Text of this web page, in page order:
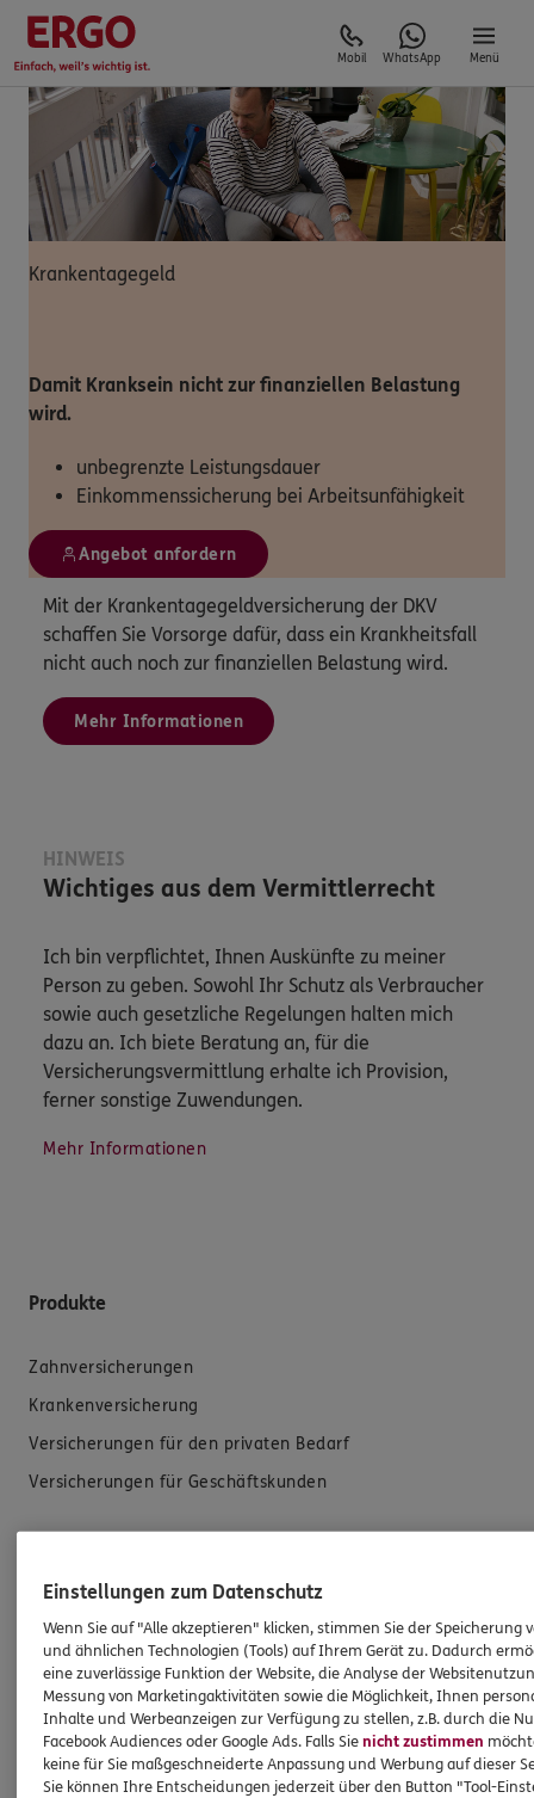
Mobil WhatsApp Menü
Krankentagegeld
Damit Kranksein nicht zur finanziellen Belastung
wird.
unbegrenzte Leistungsdauer
Einkommenssicherung bei Arbeitsunfähigkeit
Angebot anfordern
Mit der Krankentagegeldversicherung der DKV
schaffen Sie Vorsorge dafür, dass ein Krankheitsfall
nicht auch noch zur finanziellen Belastung wird.
Mehr Informationen
HINWEIS
Wichtiges aus dem Vermittlerrecht
Ich bin verpflichtet, Ihnen Auskünfte zu meiner
Person zu geben. Sowohl Ihr Schutz als Verbraucher
sowie auch gesetzliche Regelungen halten mich
dazu an. Ich biete Beratung an, für die
Versicherungsvermittlung erhalte ich Provision,
ferner sonstige Zuwendungen.
Mehr Informationen
Produkte
Zahnversicherungen
Krankenversicherung
Versicherungen für den privaten Bedarf
Versicherungen für Geschäftskunden
E-Mail schreiben
Schaden melden
Erstkontaktinformationen
EU-Offenlegungsvereinbarung
Datenverarbeitung
Einstellungen zum Datenschutz
Wenn Sie auf "Alle akzeptieren" klicken, stimmen Sie der Speicherung
und ähnlichen Technologien (Tools) auf Ihrem Gerät zu. Dadurch
eine zuverlässige Funktion der Website, die Analyse der
Messung von Marketingaktivitäten sowie die Möglichkeit, Ihnen
Inhalte und Werbeanzeigen zur Verfügung zu stellen, z.B. durch die
Facebook Audiences oder Google Ads. Falls Sienicht zustimmen
keine für Sie maßgeschneiderte Anpassung und Werbung auf dieser
Sie können Ihre Entscheidungen jederzeit über den Button "Tool-